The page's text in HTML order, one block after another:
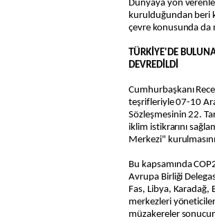
Dünyaya yön
kurulduğundan beri
çevre konusunda da
TÜRKİYE'DE
DEVREDİLDİ
Cumhurbaşkanı
teşrifleriyle 07-10
Sözleşmesinin 22.
iklim istikrarını
Merkezi"
Bu kapsamında
Avrupa Birliği
Fas, Libya, Karadağ,
merkezleri
müzakereler